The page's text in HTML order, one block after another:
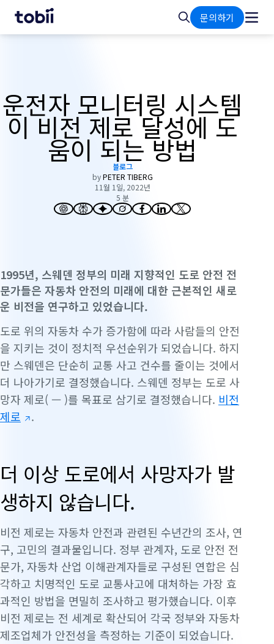
검
색
문의하기
운전자 모니터링 시스템
이 비전 제로 달성에 도
움이 되는 방법
블로그
by PETER TIBERG
11월 1일, 2022년
5 분
1995년, 스웨덴 정부의 미래 지향적인 도로 안전 전
문가들은 자동차 안전의 미래에 대한 근본적인 새로
운 비전을 연구하고 있었습니다.
도로 위의 자동차 수가 증가함에 따라 사람들의 안전
을 지키는 것이 정치적 우선순위가 되었습니다. 하지
만 스웨덴은 단순히 교통 사고 건수를 줄이는 것에서
더 나아가기로 결정했습니다. 스웨덴 정부는 도로 사
망자 제로( — )를 목표로 삼기로 결정했습니다. 비전
제로
.
더 이상 도로에서 사망자가 발
생하지 않습니다.
비전 제로는 자동차 안전과 관련된 수년간의 조사, 연
구, 고민의 결과물입니다. 정부 관계자, 도로 안전 전
문가, 자동차 산업 이해관계자들로 구성된 연합은 심
각하고 치명적인 도로 교통사고에 대처하는 가장 효
과적인 방법을 면밀히 조사하고 평가했습니다. 이후
비전 제로는 전 세계로 확산되어 각국 정부와 자동차
제조업체가 안전성을 측정하는 기준이 되었습니다.